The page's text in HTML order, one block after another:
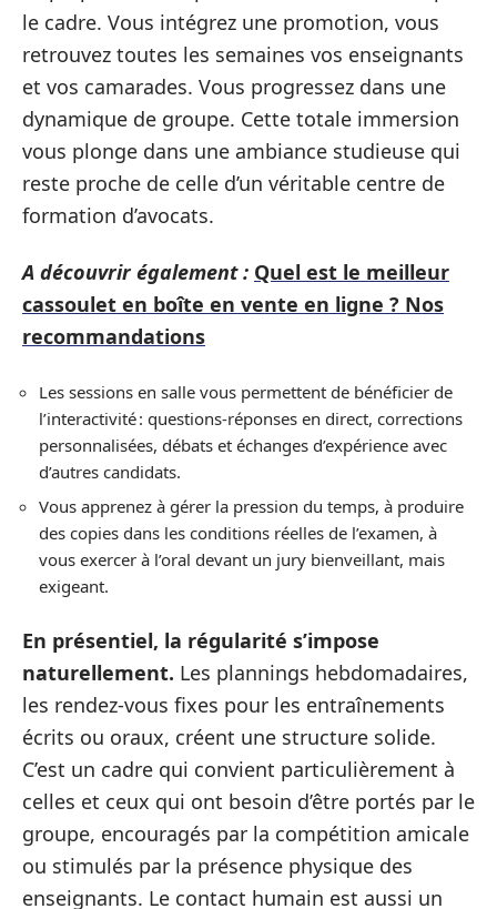
le cadre. Vous intégrez une promotion, vous
retrouvez toutes les semaines vos enseignants
et vos camarades. Vous progressez dans une
dynamique de groupe. Cette totale immersion
vous plonge dans une ambiance studieuse qui
reste proche de celle d’un véritable centre de
formation d’avocats.
A découvrir également : Quel est le meilleur
cassoulet en boîte en vente en ligne ? Nos
recommandations
Les sessions en salle vous permettent de bénéficier de
l’interactivité : questions-réponses en direct, corrections
personnalisées, débats et échanges d’expérience avec
d’autres candidats.
Vous apprenez à gérer la pression du temps, à produire
des copies dans les conditions réelles de l’examen, à
vous exercer à l’oral devant un jury bienveillant, mais
exigeant.
En présentiel, la régularité s’impose
naturellement. Les plannings hebdomadaires,
les rendez-vous fixes pour les entraînements
écrits ou oraux, créent une structure solide.
C’est un cadre qui convient particulièrement à
celles et ceux qui ont besoin d’être portés par le
groupe, encouragés par la compétition amicale
ou stimulés par la présence physique des
enseignants. Le contact humain est aussi un